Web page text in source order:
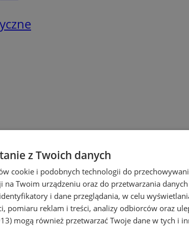
z Twoich danych
cookie i podobnych technologii do
Twoim urządzeniu oraz do przetwarzania
i dane przeglądania, w celu
pomiaru reklam i treści, analizy odbiorców oraz
mogą również przetwarzać Twoje dane w tych i